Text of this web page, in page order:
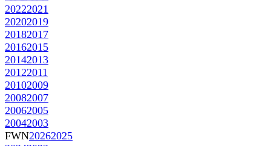
20222021
20202019
20182017
20162015
20142013
20122011
20102009
20082007
20062005
20042003
FWN20262025